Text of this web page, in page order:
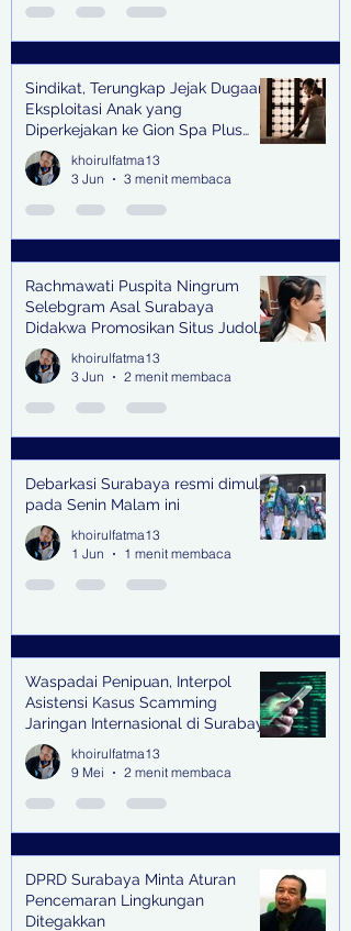
Sindikat, Terungkap Jejak Dugaan
Eksploitasi Anak yang
Diperkejakan ke Gion Spa Plus
and Pub Surabaya,
khoirulfatma13
3 Jun
3 menit membaca
Rachmawati Puspita Ningrum
Selebgram Asal Surabaya
Didakwa Promosikan Situs Judol,
Raup Rp2 Juta dari Tiga Kali
Endorse
khoirulfatma13
3 Jun
2 menit membaca
Debarkasi Surabaya resmi dimulai
pada Senin Malam ini
khoirulfatma13
1 Jun
1 menit membaca
Waspadai Penipuan, Interpol
Asistensi Kasus Scamming
Jaringan Internasional di Surabaya
khoirulfatma13
9 Mei
2 menit membaca
DPRD Surabaya Minta Aturan
Pencemaran Lingkungan
Ditegakkan